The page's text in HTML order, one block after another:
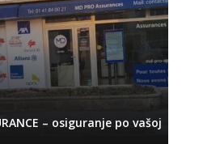
– osiguranje po vašoj